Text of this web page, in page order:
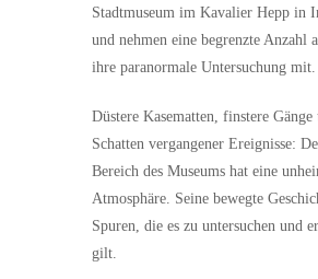
Stadtmuseum im Kavalier Hepp in
und nehmen eine begrenzte Anzahl
ihre paranormale Untersuchung mit.
Düstere Kasematten, finstere Gänge
Schatten vergangener Ereignisse:
Bereich des Museums hat eine
Atmosphäre. Seine bewegte
Spuren, die es zu untersuchen und
gilt.